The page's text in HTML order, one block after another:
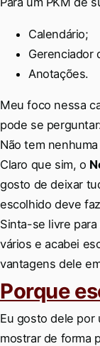
Calendário;
Gerenciador
Anotações.
Meu foco nessa
pode se
Não tem
Claro que sim, o
gosto de deixar
escolhido deve
Sinta-se livre
vários e acabei
vantagens dele
Porque
Eu gosto dele por
mostrar de forma